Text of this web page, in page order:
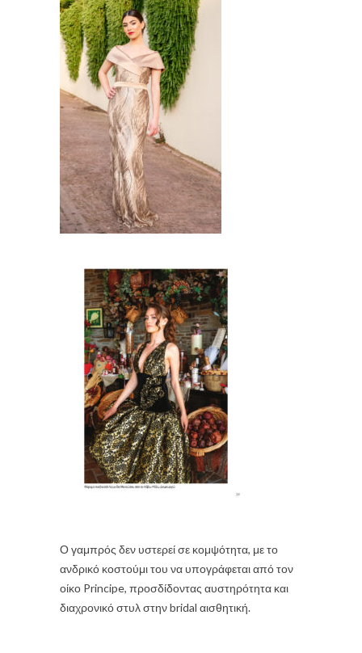
Ο γαμπρός δεν υστερεί σε κομψότητα, με το
ανδρικό κοστούμι του να υπογράφεται από τον
οίκο Principe, προσδίδοντας αυστηρότητα και
διαχρονικό στυλ στην bridal αισθητική.